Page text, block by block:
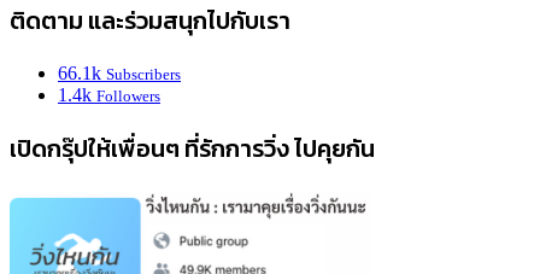
ติดตาม และร่วมสนุกไปกับเรา
66.1k Subscribers
1.4k Followers
เปิดกรุ๊ปให้เพื่อนๆ ที่รักการวิ่ง ไปคุยกัน